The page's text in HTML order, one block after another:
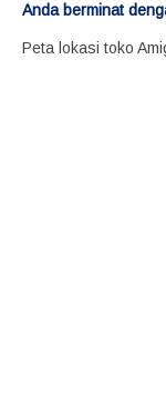
Anda berminat
Peta lokasi toko